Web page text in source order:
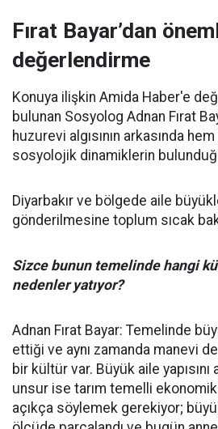
Fırat Bayar’dan
değerlendirme
Konuya ilişkin Amida Haber'e
bulunan Sosyolog Adnan Fırat
huzurevi algısının arkasında
sosyolojik dinamiklerin
Diyarbakır ve bölgede aile
gönderilmesine toplum sıcak
Sizce bunun temelinde hangi
nedenler yatıyor?
Adnan Fırat Bayar: Temelinde
ettiği ve aynı zamanda manevi
bir kültür var. Büyük aile
unsur ise tarım temelli
açıkça söylemek gerekiyor;